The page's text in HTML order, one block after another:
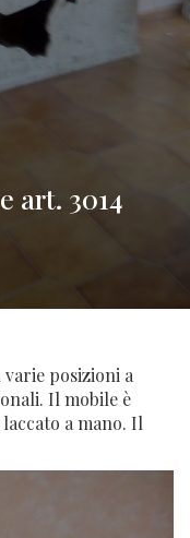
art. 3014
posizioni a
Il mobile è
a mano. Il